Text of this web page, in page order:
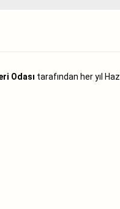
Odası tarafından her yıl